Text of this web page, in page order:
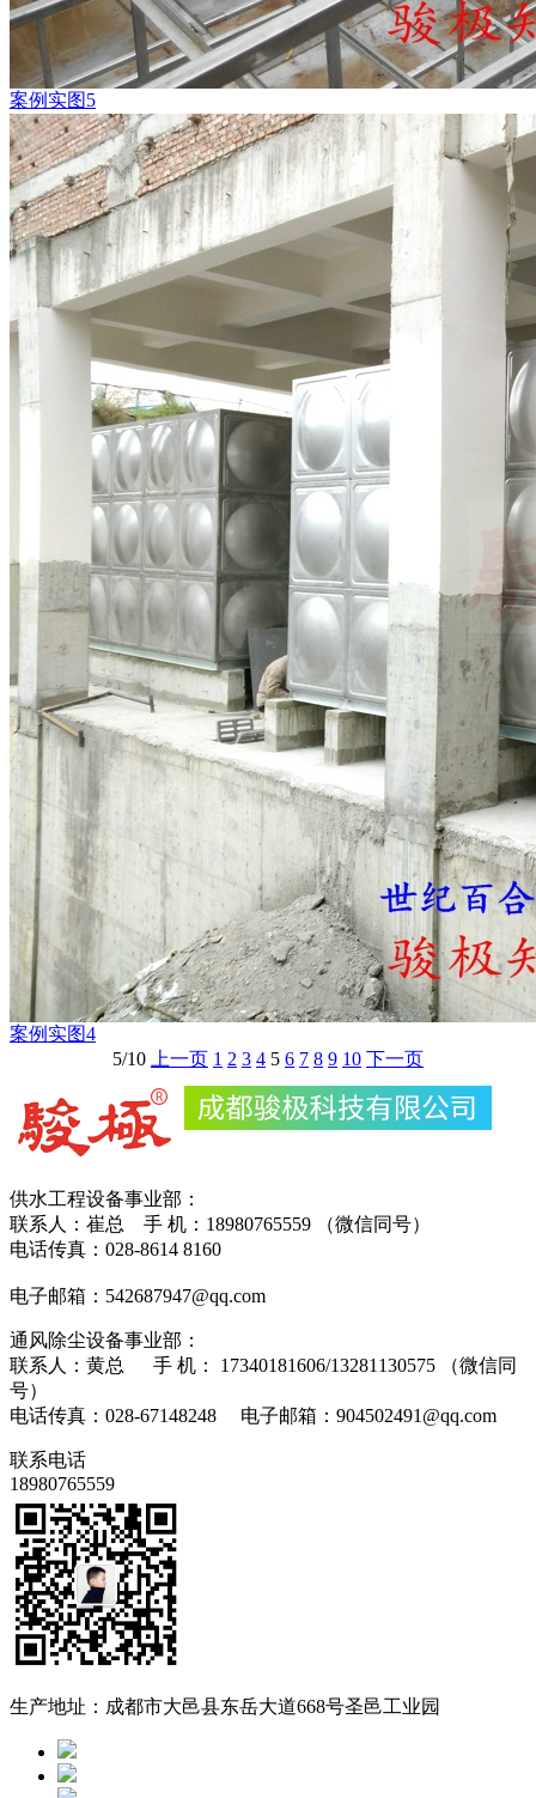
案例实图5
案例实图4
5/10
上一页 1 2 3 4 5 6 7 8 9 10 下一页
供水工程设备事业部：
联系人：崔总 手 机：18980765559 （微信同号）
电话传真：028-8614 8160
电子邮箱：542687947@qq.com
通风除尘设备事业部：
联系人：黄总 手 机： 17340181606/13281130575 （微信同
号）
电话传真：028-67148248 电子邮箱：904502491@qq.com
联系电话
18980765559
生产地址：成都市大邑县东岳大道668号圣邑工业园